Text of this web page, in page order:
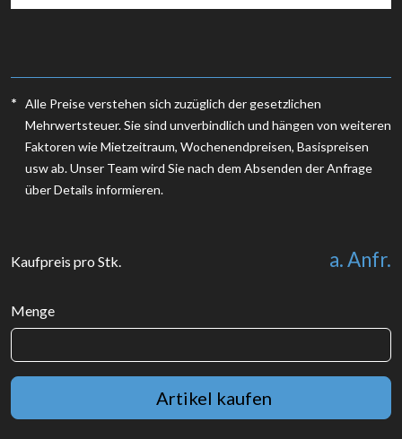
* Alle Preise verstehen sich zuzüglich der gesetzlichen
Mehrwertsteuer. Sie sind unverbindlich und hängen von weiteren
Faktoren wie Mietzeitraum, Wochenendpreisen, Basispreisen
usw ab. Unser Team wird Sie nach dem Absenden der Anfrage
über Details informieren.
Kaufpreis pro Stk. a. Anfr.
Menge
Artikel kaufen